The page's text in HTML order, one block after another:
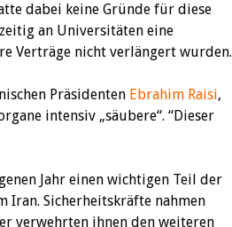
dabei keine Gründe für diese
an Universitäten eine
Verträge nicht verlängert wurden.
Präsidenten Ebrahim Raisi,
intensiv „säubere“. “Dieser
Jahr einen wichtigen Teil der
Iran. Sicherheitskräfte nahmen
verwehrten ihnen den weiteren